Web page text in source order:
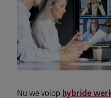
Nu we volop hybride